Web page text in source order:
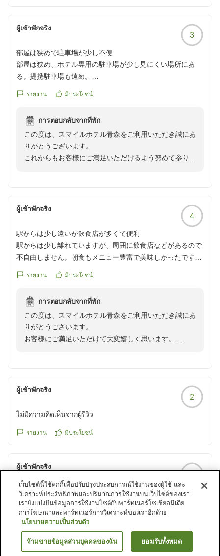
ผู้เข้าพักจริง
3
部屋は狭めで駐車場が少し不便
部屋は狭め、ホテル専用の駐車場が少し見にくい場所にあ
る。提携駐車場も遠め。
https://review.travel.rakuten.co.jp/hotel/voice/856?
รายงาน มีประโยชน์
การตอบกลับจากที่พัก
この度は、スマイルホテル青森をご利用いただき誠にあ
りがとうございます。
これからもお客様にご満足いただけるよう努めて参りま
スマイルホテル青森
ผู้เข้าพักจริง
4
駅からは少し遠いが飲食店が多くて便利
駅からは少し離れていますが、周囲に飲食店などがあるので
不自由しません。朝食もメニュー豊富で美味しかったです。
https://review.travel.rakuten.co.jp/hotel/voice/856?
รายงาน มีประโยชน์
การตอบกลับจากที่พัก
この度は、スマイルホテル青森をご利用いただき誠にあ
りがとうございます。
お客様にご満足いただけて大変嬉しく思います。
しております。
ผู้เข้าพักจริง
2
ไม่มีความคิดเห็นจากผู้รีวิว
รายงาน มีประโยชน์
ผู้เข้าพักจริง
3
ไม่มีความคิดเห็นจากผู้รีวิว
รายงาน มีประโยชน์
ดูรายการเพิ่มเติม
เว็บไซต์นี้ใช้คุกกี้เพื่อปรับปรุงประสบการณ์ใช้งานของผู้ใช้ และ
วิเคราะห์ประสิทธิภาพและปริมาณการใช้งานบนเว็บไซต์ของเรา
เรายังแบ่งปันข้อมูลการใช้งานไซต์กับพาร์ทเนอร์โซเชียลมีเดีย
การโฆษณาและพาร์ทเนอร์การวิเคราะห์ของเราอีกด้วย
นโยบายความเป็นส่วนตัว
ห้ามขายข้อมูลส่วนบุคคลของฉัน ยอมรับทั้งหมด